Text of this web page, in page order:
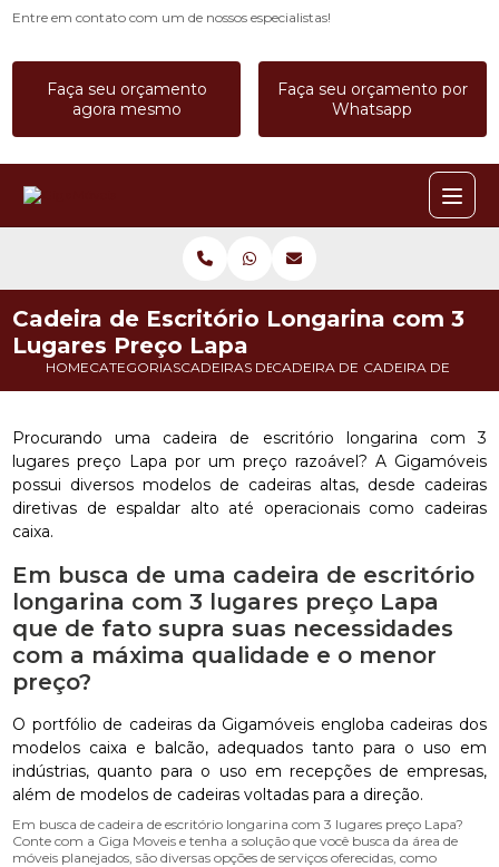
Entre em contato com um de nossos especialistas!
Faça seu orçamento
agora mesmo
Faça seu orçamento por
Whatsapp
HOMECATEGORIASCADEIRAS DE ESCRITORIOCADEIRA DE ESCRITORIO ALTA
CADEIRA DE
Cadeira de Escritório Longarina com 3
Lugares Preço Lapa
Procurando uma cadeira de escritório longarina com 3
lugares preço Lapa por um preço razoável? A Gigamóveis
possui diversos modelos de cadeiras altas, desde cadeiras
diretivas de espaldar alto até operacionais como cadeiras
caixa.
Em busca de uma cadeira de escritório
longarina com 3 lugares preço Lapa
que de fato supra suas necessidades
com a máxima qualidade e o menor
preço?
O portfólio de cadeiras da Gigamóveis engloba cadeiras dos
modelos caixa e balcão, adequados tanto para o uso em
indústrias, quanto para o uso em recepções de empresas,
além de modelos de cadeiras voltadas para a direção.
Em busca de cadeira de escritório longarina com 3 lugares preço Lapa?
Conte com a Giga Moveis e tenha a solução que você busca da área de
móveis planejados, são diversas opções de serviços oferecidas, como